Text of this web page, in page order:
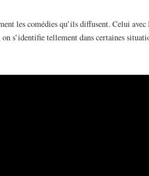
les comédies qu’ils diffusent. Celui avec
s’identifie tellement dans certaines